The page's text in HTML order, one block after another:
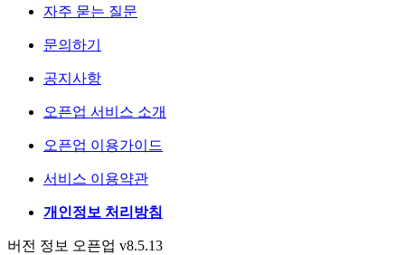
자주 묻는 질문
문의하기
공지사항
오픈업 서비스 소개
오픈업 이용가이드
서비스 이용약관
개인정보 처리방침
버전 정보 오픈업 v8.5.13